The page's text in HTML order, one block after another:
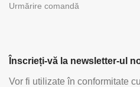
Urmărire comandă
Înscrieți-vă la newsletter-ul
Vor fi utilizate în conformitate